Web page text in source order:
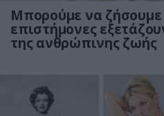
Μπορούμε να ζήσουμε
επιστήμονες
της ανθρώπινης ζωής